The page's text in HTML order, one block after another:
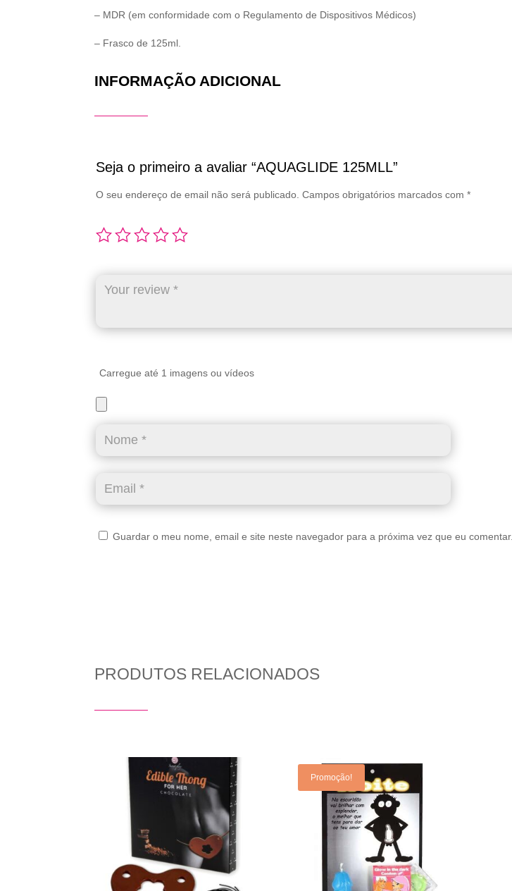
– MDR (em conformidade com o Regulamento de Dispositivos Médicos)
– Frasco de 125ml.
INFORMAÇÃO ADICIONAL
Seja o primeiro a avaliar “AQUAGLIDE 125MLL”
O seu endereço de email não será publicado. Campos obrigatórios marcados com*
Carregue até 1 imagens ou vídeos
Guardar o meu nome, email e site neste navegador para a próxima vez que eu comentar.
PRODUTOS RELACIONADOS
Promoção!